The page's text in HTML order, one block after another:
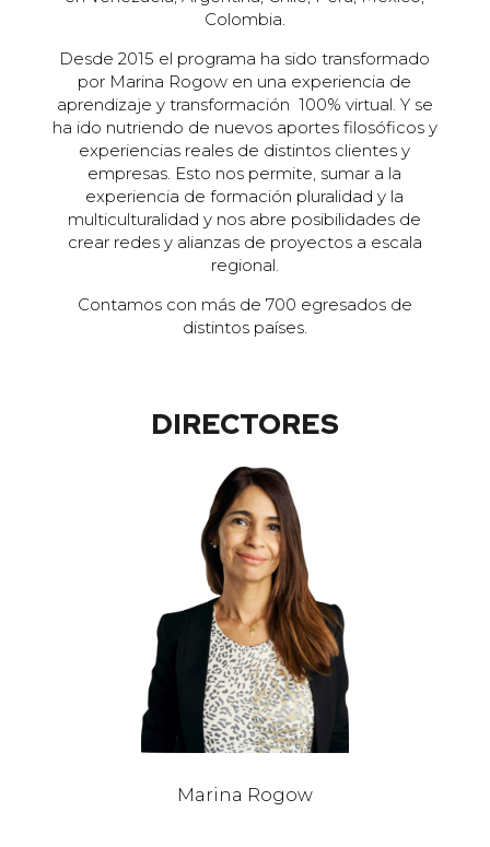
Colombia.
Desde 2015 el programa ha sido transformado
por Marina Rogow en una experiencia de
aprendizaje y transformación 100% virtual. Y se
ha ido nutriendo de nuevos aportes filosóficos y
experiencias reales de distintos clientes y
empresas. Esto nos permite, sumar a la
experiencia de formación pluralidad y la
multiculturalidad y nos abre posibilidades de
crear redes y alianzas de proyectos a escala
regional.
Contamos con más de 700 egresados de
distintos países.
DIRECTORES
Marina Rogow